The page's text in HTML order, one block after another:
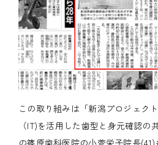
この取り組みは「新潟プロジェク
（IT)を活用した歯型と身元確認の
の篠原歯科医院の小菅栄子院長